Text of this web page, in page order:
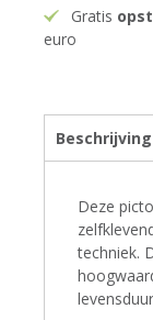
Gratis
euro
Beschrijving
Deze
techniek.